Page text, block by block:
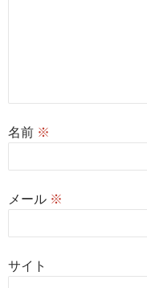
名前 ※
メール ※
サイト